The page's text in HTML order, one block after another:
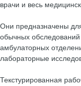
врачи и весь
Они предназначены
обычных
амбулаторных
лабораторные
Текстурированная